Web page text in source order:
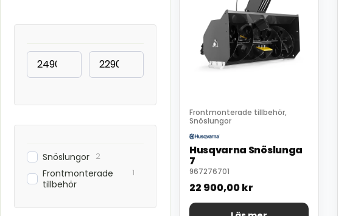
Snöslungor 2
Frontmonterade
tillbehör
1
Frontmonterade tillbehör,
Snöslungor
Husqvarna Snöslunga
7
967276701
22 900,00kr